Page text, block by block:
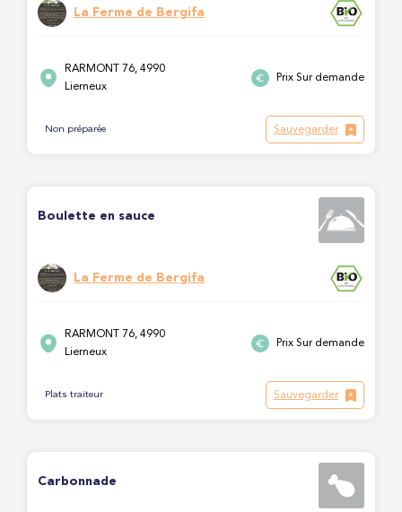
La Ferme de Bergifa
RARMONT 76, 4990
Lierneux
Prix Sur demande
Non préparée Sauvegarder
Boulette en sauce
La Ferme de Bergifa
RARMONT 76, 4990
Lierneux
Prix Sur demande
Plats traiteur Sauvegarder
Carbonnade